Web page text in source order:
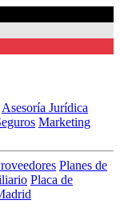
Asesoría Jurídica
Marketing
Planes de
Placa de